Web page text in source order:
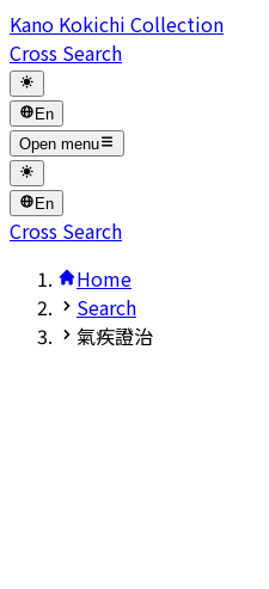
Kano Kokichi Collection
Cross Search
En
Open menu
En
Cross Search
Home
Search
氣疾證治